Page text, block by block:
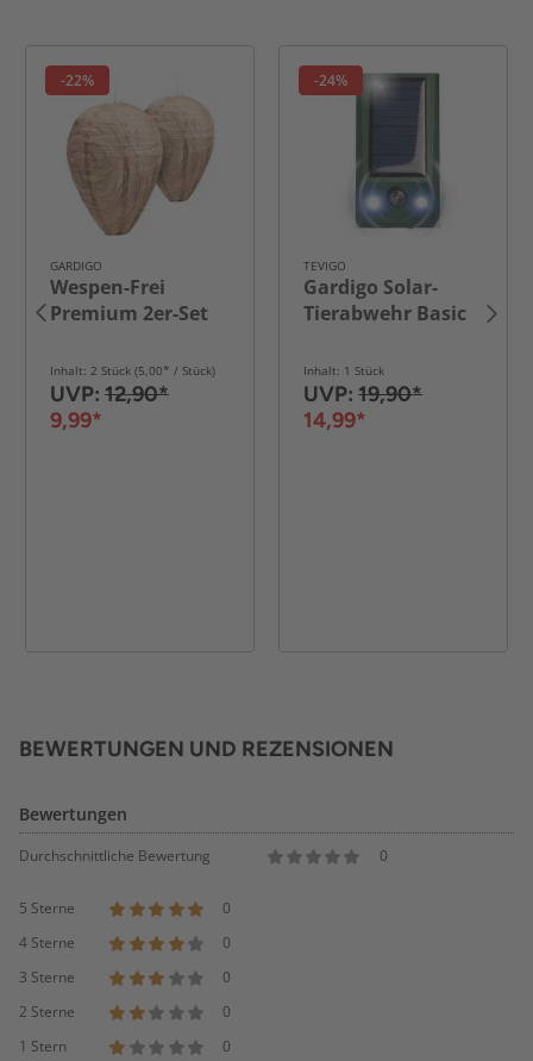
-22%
GARDIGO
Wespen-Frei
Premium 2er-Set
Inhalt: 2 Stück (5,00* / Stück)
UVP: 12,90*
9,99*
-24%
TEVIGO
Gardigo Solar-
Tierabwehr Basic
Inhalt: 1 Stück
UVP: 19,90*
14,99*
BEWERTUNGEN UND REZENSIONEN
Bewertungen
Durchschnittliche Bewertung 0
5 Sterne
0
4 Sterne
0
3 Sterne
0
2 Sterne
0
1 Stern
0